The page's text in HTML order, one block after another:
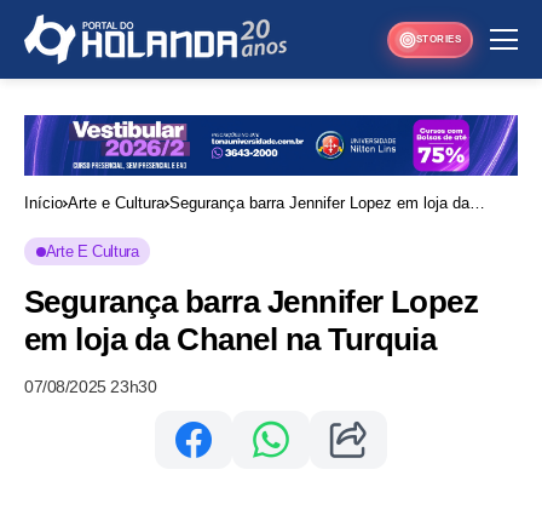
STORIES
Início Arte e Cultura Segurança barra Jennifer Lopez em loja da
Arte E Cultura
Segurança barra Jennifer Lopez
em loja da Chanel na Turquia
07/08/2025 23h30